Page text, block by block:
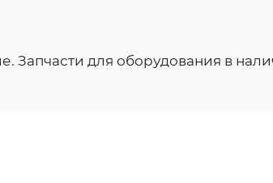
Запчасти для оборудования в